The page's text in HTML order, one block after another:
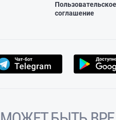
Пользовательское
соглашение